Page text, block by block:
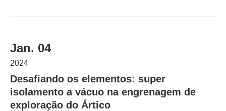
Jan. 04
2024
Desafiando os elementos: super
isolamento a vácuo na engrenagem de
exploração do Ártico